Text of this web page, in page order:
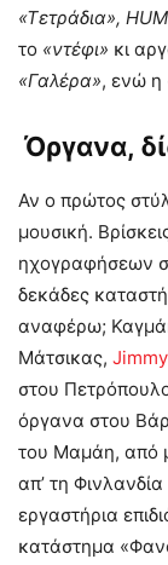
«Τετράδια»,
το «ντέφι» κι
«Γαλέρα», ενώ η
Όργανα,
Αν ο πρώτος
μουσική.
ηχογραφήσεων
δεκάδες
αναφέρω;
Μάτσικας,
στου
όργανα στου
του Μαμάη, από
απ’ τη
εργαστήρια
κατάστημα